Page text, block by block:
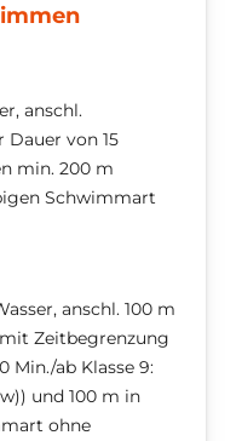
anschl.
von 15
min. 200 m
Schwimmart
anschl. 100 m
Zeitbegrenzung
Min./ab Klasse 9:
und 100 m in
ohne